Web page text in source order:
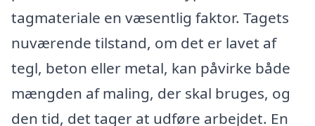
tagmateriale en væsentlig faktor. Tagets
nuværende tilstand, om det er lavet af
tegl, beton eller metal, kan påvirke både
mængden af maling, der skal bruges, og
den tid, det tager at udføre arbejdet. En